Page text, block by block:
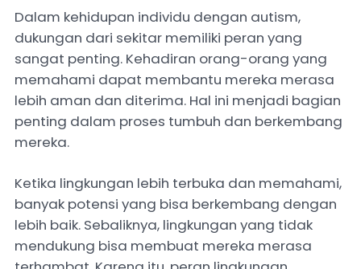
Dalam kehidupan individu dengan autism,
dukungan dari sekitar memiliki peran yang
sangat penting. Kehadiran orang-orang yang
memahami dapat membantu mereka merasa
lebih aman dan diterima. Hal ini menjadi bagian
penting dalam proses tumbuh dan berkembang
mereka.
Ketika lingkungan lebih terbuka dan memahami,
banyak potensi yang bisa berkembang dengan
lebih baik. Sebaliknya, lingkungan yang tidak
mendukung bisa membuat mereka merasa